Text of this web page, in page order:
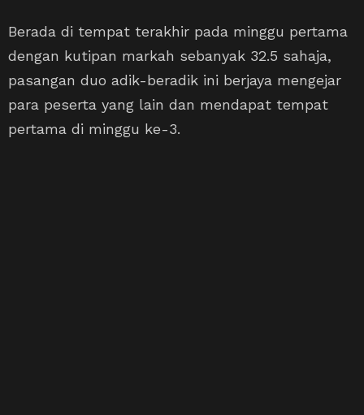
Berada di tempat terakhir pada minggu pertama
dengan kutipan markah sebanyak 32.5 sahaja,
pasangan duo adik-beradik ini berjaya mengejar
para peserta yang lain dan mendapat tempat
pertama di minggu ke-3.